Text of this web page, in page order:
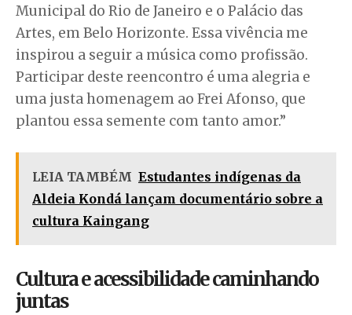
Municipal do Rio de Janeiro e o Palácio das
Artes, em Belo Horizonte. Essa vivência me
inspirou a seguir a música como profissão.
Participar deste reencontro é uma alegria e
uma justa homenagem ao Frei Afonso, que
plantou essa semente com tanto amor.”
LEIA TAMBÉM Estudantes indígenas da
Aldeia Kondá lançam documentário sobre a
cultura Kaingang
Cultura e acessibilidade caminhando
juntas